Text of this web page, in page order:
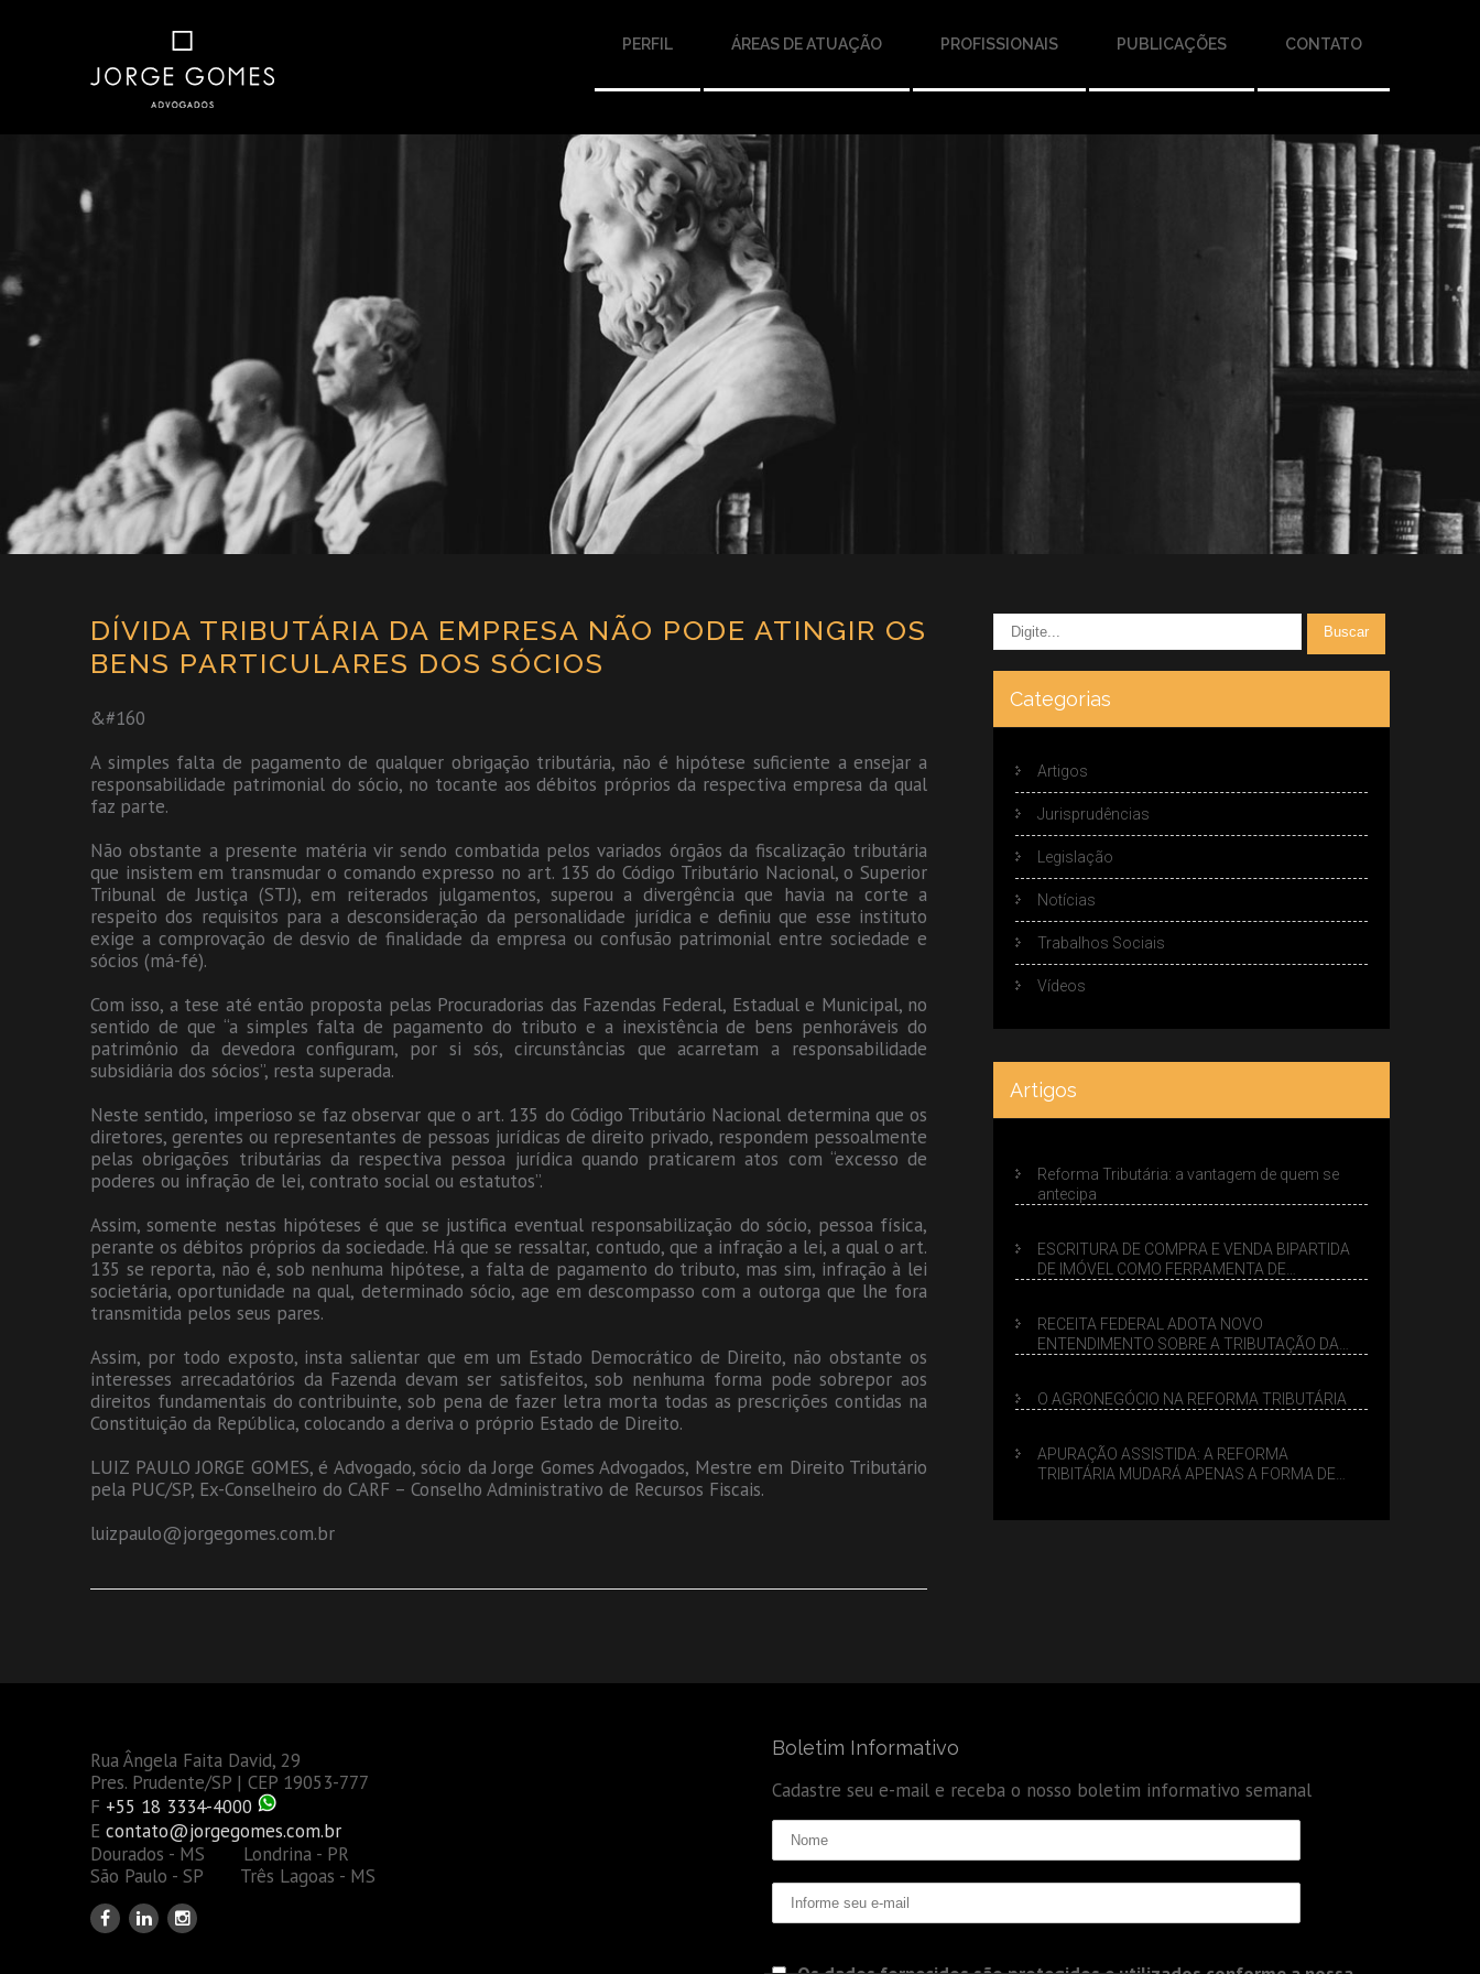
PERFIL ÁREAS DE ATUAÇÃO PROFISSIONAIS PUBLICAÇÕES CONTATO
DÍVIDA TRIBUTÁRIA DA EMPRESA NÃO PODE ATINGIR OS
BENS PARTICULARES DOS SÓCIOS
&#160
A simples falta de pagamento de qualquer obrigação tributária, não é hipótese suficiente a ensejar a
responsabilidade patrimonial do sócio, no tocante aos débitos próprios da respectiva empresa da qual
faz parte.
Não obstante a presente matéria vir sendo combatida pelos variados órgãos da fiscalização tributária
que insistem em transmudar o comando expresso no art. 135 do Código Tributário Nacional, o Superior
Tribunal de Justiça (STJ), em reiterados julgamentos, superou a divergência que havia na corte a
respeito dos requisitos para a desconsideração da personalidade jurídica e definiu que esse instituto
exige a comprovação de desvio de finalidade da empresa ou confusão patrimonial entre sociedade e
sócios (má-fé).
Com isso, a tese até então proposta pelas Procuradorias das Fazendas Federal, Estadual e Municipal, no
sentido de que “a simples falta de pagamento do tributo e a inexistência de bens penhoráveis do
patrimônio da devedora configuram, por si sós, circunstâncias que acarretam a responsabilidade
subsidiária dos sócios”, resta superada.
Neste sentido, imperioso se faz observar que o art. 135 do Código Tributário Nacional determina que os
diretores, gerentes ou representantes de pessoas jurídicas de direito privado, respondem pessoalmente
pelas obrigações tributárias da respectiva pessoa jurídica quando praticarem atos com “excesso de
poderes ou infração de lei, contrato social ou estatutos”.
Assim, somente nestas hipóteses é que se justifica eventual responsabilização do sócio, pessoa física,
perante os débitos próprios da sociedade. Há que se ressaltar, contudo, que a infração a lei, a qual o art.
135 se reporta, não é, sob nenhuma hipótese, a falta de pagamento do tributo, mas sim, infração à lei
societária, oportunidade na qual, determinado sócio, age em descompasso com a outorga que lhe fora
transmitida pelos seus pares.
Assim, por todo exposto, insta salientar que em um Estado Democrático de Direito, não obstante os
interesses arrecadatórios da Fazenda devam ser satisfeitos, sob nenhuma forma pode sobrepor aos
direitos fundamentais do contribuinte, sob pena de fazer letra morta todas as prescrições contidas na
Constituição da República, colocando a deriva o próprio Estado de Direito.
LUIZ PAULO JORGE GOMES, é Advogado, sócio da Jorge Gomes Advogados, Mestre em Direito Tributário
pela PUC/SP, Ex-Conselheiro do CARF – Conselho Administrativo de Recursos Fiscais.
luizpaulo@jorgegomes.com.br
Categorias
Artigos
Jurisprudências
Legislação
Notícias
Trabalhos Sociais
Vídeos
Artigos
Reforma Tributária: a vantagem de quem se
antecipa
ESCRITURA DE COMPRA E VENDA BIPARTIDA
DE IMÓVEL COMO FERRAMENTA DE
RECEITA FEDERAL ADOTA NOVO
ENTENDIMENTO SOBRE A TRIBUTAÇÃO DA
O AGRONEGÓCIO NA REFORMA TRIBUTÁRIA
APURAÇÃO ASSISTIDA: A REFORMA
TRIBITÁRIA MUDARÁ APENAS A FORMA DE
Rua Ângela Faita David, 29
Pres. Prudente/SP | CEP 19053-777
F +55 18 3334-4000
E contato@jorgegomes.com.br
Dourados - MS Londrina - PR
São Paulo - SP Três Lagoas - MS
Boletim Informativo
Cadastre seu e-mail e receba o nosso boletim informativo semanal